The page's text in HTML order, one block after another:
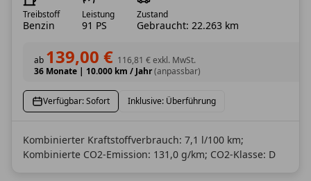
Treibstoff
Benzin
Leistung
91 PS
Zustand
Gebraucht: 22.263 km
ab 139,00 € 116,81 €exkl. MwSt.
36 Monate | 10.000 km / Jahr(anpassbar)
Verfügbar: Sofort Inklusive: Überführung
Kombinierter Kraftstoffverbrauch: 7,1 l/100 km;
Kombinierte CO2-Emission: 131,0 g/km; CO2-Klasse: D